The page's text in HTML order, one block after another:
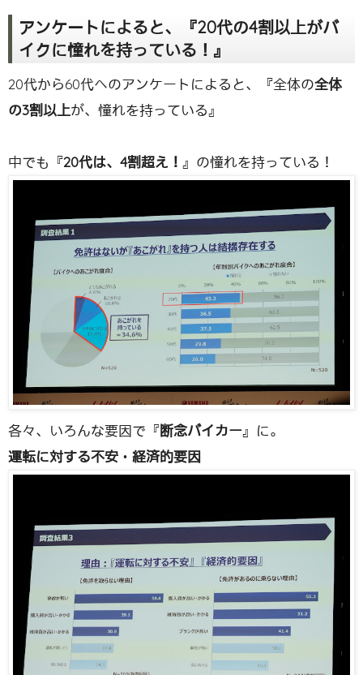
アンケートによると、『20代の4割以上がバ
イクに憧れを持っている！』
20代から60代へのアンケートによると、『全体の全体
の3割以上が、憧れを持っている』
中でも『20代は、4割超え！ 』の憧れを持っている！
各々、いろんな要因で『断念バイカー』に。
運転に対する不安 ・ 経済的要因